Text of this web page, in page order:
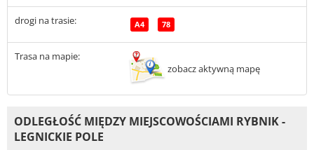
drogi na trasie: A4 78
Trasa na mapie:
zobacz aktywną mapę
ODLEGŁOŚĆ MIĘDZY MIEJSCOWOŚCIAMI RYBNIK -
LEGNICKIE POLE